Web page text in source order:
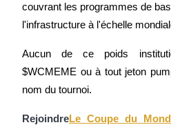
couvrant les programmes de
l'infrastructure à l'échelle
Aucun de ce poids
$WCMEME ou à tout jeton
nom du tournoi.
RejoindreLe Coupe du